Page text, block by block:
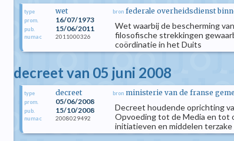
type wet
prom. 16/07/1973
pub. 15/06/2011
numac 2011000326
bron federale overheidsdienst
Wet waarbij de bescherming
filosofische strekkingen
coördinatie in het Duits
decreet van 05 juni 2008
type decreet
prom. 05/06/2008
pub. 15/10/2008
numac 2008029492
bron ministerie van de franse
Decreet houdende oprichting
Opvoeding tot de Media en tot
initiatieven en middelen terzake